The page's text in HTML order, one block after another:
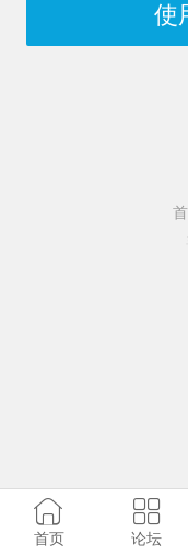
使
首页 论坛